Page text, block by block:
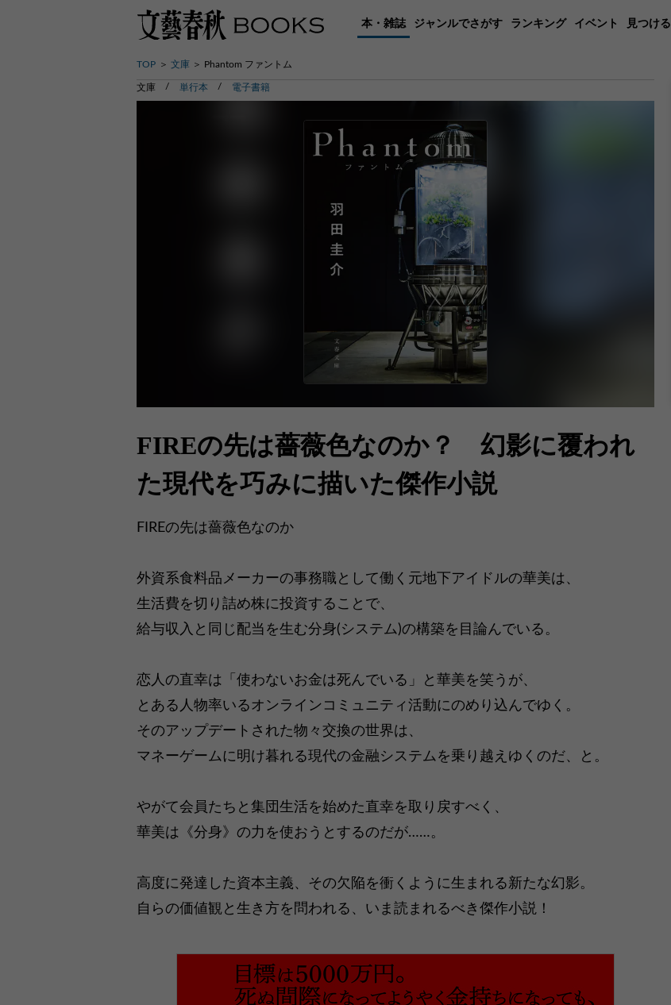
本・雑誌 ジャンルでさがす ランキング イベント 見つける
TOP 文庫 Phantom ファントム
文庫 単行本 電子書籍
FIREの先は薔薇色なのか？ 幻影に覆われ
た現代を巧みに描いた傑作小説
FIREの先は薔薇色なのか
外資系食料品メーカーの事務職として働く元地下アイドルの華美は、
生活費を切り詰め株に投資することで、
給与収入と同じ配当を生む分身(システム)の構築を目論んでいる。
恋人の直幸は「使わないお金は死んでいる」と華美を笑うが、
とある人物率いるオンラインコミュニティ活動にのめり込んでゆく。
そのアップデートされた物々交換の世界は、
マネーゲームに明け暮れる現代の金融システムを乗り越えゆくのだ、と。
やがて会員たちと集団生活を始めた直幸を取り戻すべく、
華美は《分身》の力を使おうとするのだが……。
高度に発達した資本主義、その欠陥を衝くように生まれる新たな幻影。
自らの価値観と生き方を問われる、いま読まれるべき傑作小説！